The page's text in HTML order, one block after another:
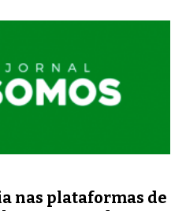
nas plataformas de